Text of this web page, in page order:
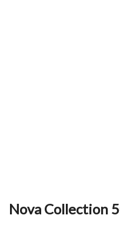
Nova Collection